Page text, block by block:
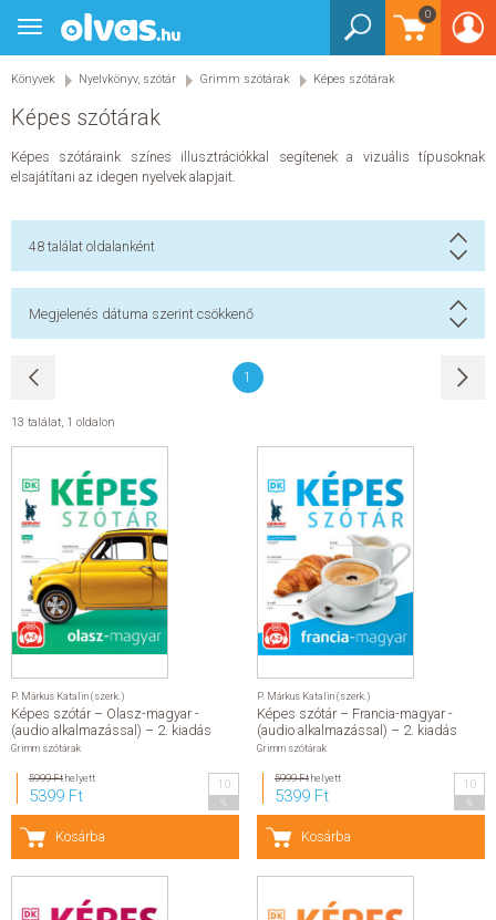
0
Toggle
navigation
Könyvek Nyelvkönyv, szótár Grimm szótárak Képes szótárak
Képes szótárak
Képes szótáraink színes illusztrációkkal segítenek a vizuális típusoknak
elsajátítani az idegen nyelvek alapjait.
48 találat oldalanként
Megjelenés dátuma szerint csökkenő
1
13 találat, 1 oldalon
P. Márkus Katalin (szerk.)
Képes szótár – Olasz-magyar -
(audio alkalmazással) – 2. kiadás
Grimm szótárak
5999 Fthelyett
5399 Ft
10
Kosárba
P. Márkus Katalin (szerk.)
Képes szótár – Francia-magyar -
(audio alkalmazással) – 2. kiadás
Grimm szótárak
5999 Fthelyett
5399 Ft
10
Kosárba
BEJELENTKEZÉS
KÖNYVEK
STAR WARS
AKCIÓ
ELŐJEGYEZHETŐ
NÉPSZERŰ KÖNYVEK
SEGÍTHETEK?
SZERZŐK
GYIK
SAJTÓANYAGOK
HÍREK
ELŐRENDELHETŐ KIADVÁNYOK
ÚJDONSÁGOK